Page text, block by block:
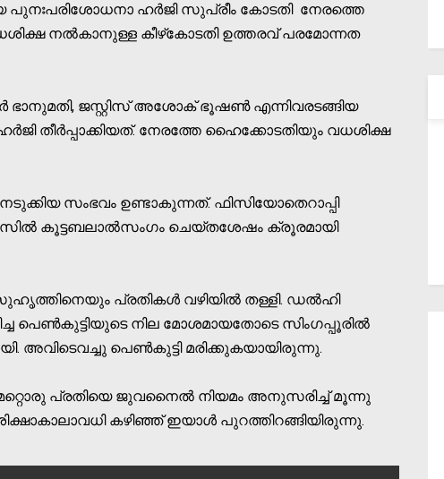
ഹര്‍ജി സുപ്രീം കോടതി നേരത്തെ
നല്‍കാനുള്ള കീഴ്‌കോടതി ഉത്തരവ് പരമോന്നത
ഭാനുമതി, ജസ്റ്റിസ് അശോക് ഭൂഷണ്‍ എന്നിവരടങ്ങിയ
തീര്‍പ്പാക്കിയത്. നേരത്തേ ഹൈക്കോടതിയും വധശിക്ഷ
സംഭവം ഉണ്ടാകുന്നത്. ഫിസിയോതെറാപ്പി
ബസില്‍ കൂട്ടബലാല്‍സംഗം ചെയ്തശേഷം ക്രൂരമായി
പ്രതികള്‍ വഴിയില്‍ തള്ളി. ഡല്‍ഹി
പെണ്‍കുട്ടിയുടെ നില മോശമായതോടെ സിംഗപ്പൂരില്‍
അവിടെവച്ചു പെണ്‍കുട്ടി മരിക്കുകയായിരുന്നു.
പ്രതിയെ ജുവനൈല്‍ നിയമം അനുസരിച്ച് മൂന്നു
കഴിഞ്ഞ് ഇയാള്‍ പുറത്തിറങ്ങിയിരുന്നു.